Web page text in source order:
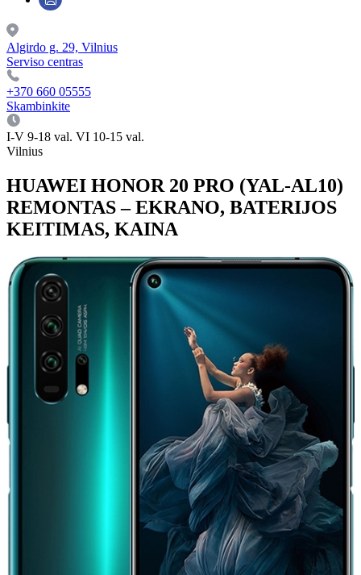
Algirdo g. 29, Vilnius
Serviso centras
+370 660 05555
Skambinkite
I-V 9-18 val. VI 10-15 val.
Vilnius
HUAWEI HONOR 20 PRO (YAL-AL10)
REMONTAS – EKRANO, BATERIJOS
KEITIMAS, KAINA